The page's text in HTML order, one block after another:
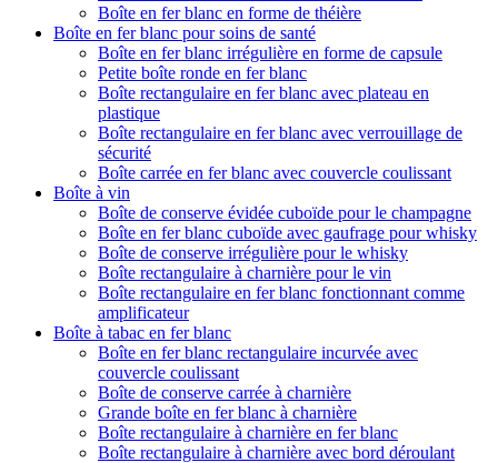
Boîte en fer blanc en forme de théière
Boîte en fer blanc pour soins de santé
Boîte en fer blanc irrégulière en forme de capsule
Petite boîte ronde en fer blanc
Boîte rectangulaire en fer blanc avec plateau en
plastique
Boîte rectangulaire en fer blanc avec verrouillage de
sécurité
Boîte carrée en fer blanc avec couvercle coulissant
Boîte à vin
Boîte de conserve évidée cuboïde pour le champagne
Boîte en fer blanc cuboïde avec gaufrage pour whisky
Boîte de conserve irrégulière pour le whisky
Boîte rectangulaire à charnière pour le vin
Boîte rectangulaire en fer blanc fonctionnant comme
amplificateur
Boîte à tabac en fer blanc
Boîte en fer blanc rectangulaire incurvée avec
couvercle coulissant
Boîte de conserve carrée à charnière
Grande boîte en fer blanc à charnière
Boîte rectangulaire à charnière en fer blanc
Boîte rectangulaire à charnière avec bord déroulant